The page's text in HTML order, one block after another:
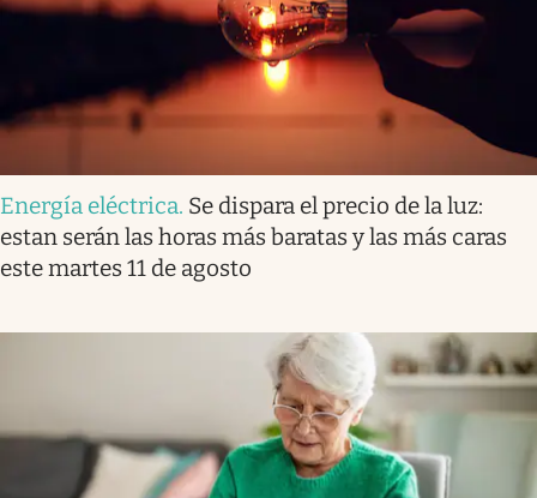
Energía eléctrica. Se dispara el precio de la luz:
estan serán las horas más baratas y las más caras
este martes 11 de agosto